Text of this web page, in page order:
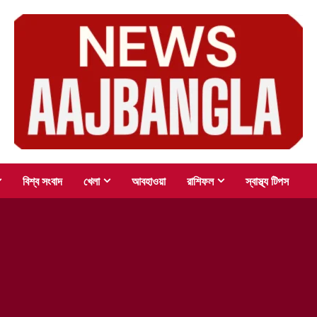
বিশ্ব সংবাদ খেলা আবহাওয়া রাশিফল স্বাস্থ্য টিপস